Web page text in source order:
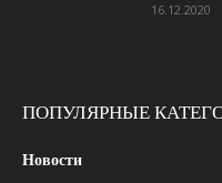
16.12.2020
ПОПУЛЯРНЫЕ
Новости